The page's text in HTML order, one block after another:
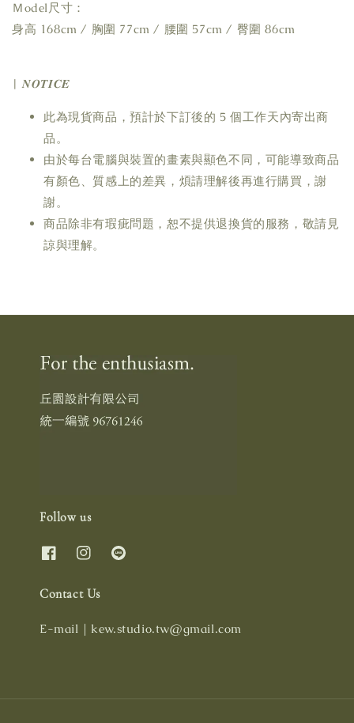
Ｍodel尺寸：
身高 168cm / 胸圍 77cm / 腰圍 57cm / 臀圍 86cm
| 𝑵𝑶𝑻𝑰𝑪𝑬
此為現貨商品，預計於下訂後的 5 個工作天內寄出商
品。
由於每台電腦與裝置的畫素與顯色不同，可能導致商品
有顏色、質感上的差異，煩請理解後再進行購買，謝
謝。
商品除非有瑕疵問題，恕不提供退換貨的服務，敬請見
諒與理解。
Follow us
Contact Us
E-mail｜kew.studio.tw@gmail.com